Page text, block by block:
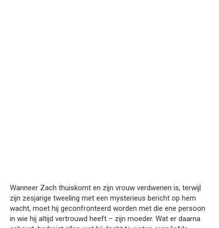
Wanneer Zach thuiskomt en zijn vrouw verdwenen is, terwijl
zijn zesjarige tweeling met een mysterieus bericht op hem
wacht, moet hij geconfronteerd worden met die ene persoon
in wie hij altijd vertrouwd heeft – zijn moeder. Wat er daarna